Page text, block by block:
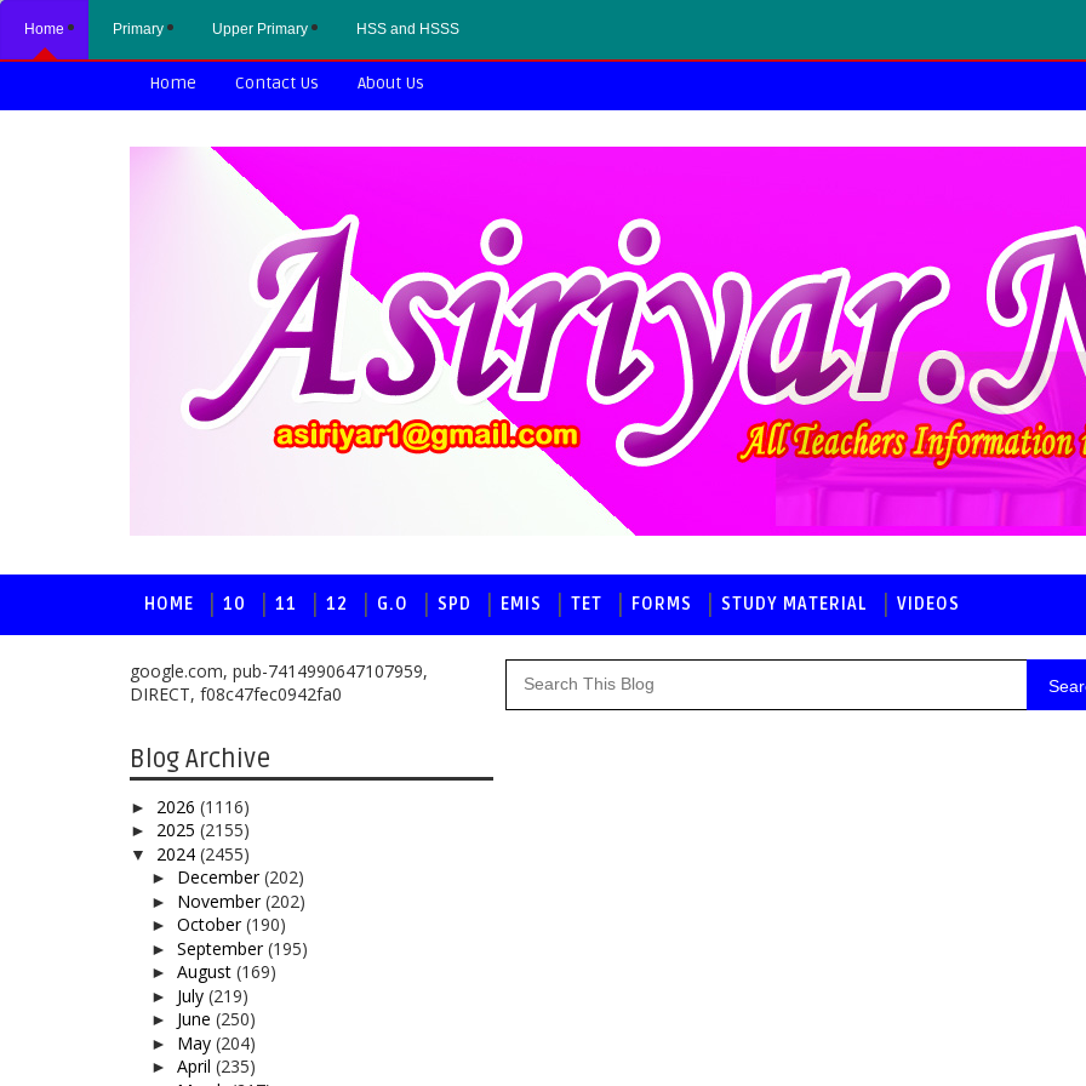
Home Primary Upper Primary HSS and HSSS
Home Contact Us About Us
HOME 10 11 12 G.O SPD EMIS TET FORMS STUDY MATERIAL VIDEOS
google.com, pub-7414990647107959,
DIRECT, f08c47fec0942fa0
Blog Archive
► 2026 (1116)
► 2025 (2155)
▼ 2024 (2455)
► December(202)
► November(202)
► October(190)
► September(195)
► August (169)
► July (219)
► June (250)
► May (204)
► April (235)